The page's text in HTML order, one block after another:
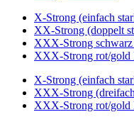
X-Strong (einfach
XX-Strong (doppelt
XXX-Strong
XXX-Strong rot/gold
X-Strong (einfach
XXX-Strong
XXX-Strong rot/gold